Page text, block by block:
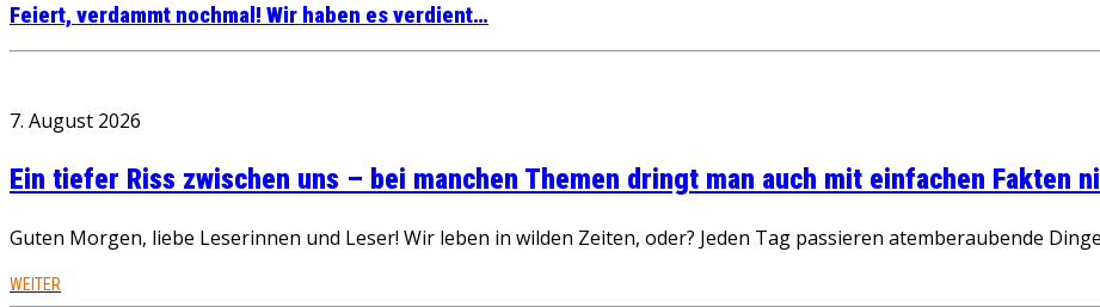
Feiert, verdammt nochmal! Wir haben es verdient…
7. August 2026
Ein tiefer Riss zwischen uns – bei manchen Themen dringt man auch mit einfachen Fakten
Guten Morgen, liebe Leserinnen und Leser! Wir leben in wilden Zeiten, oder? Jeden Tag passieren atemberaubende
WEITER